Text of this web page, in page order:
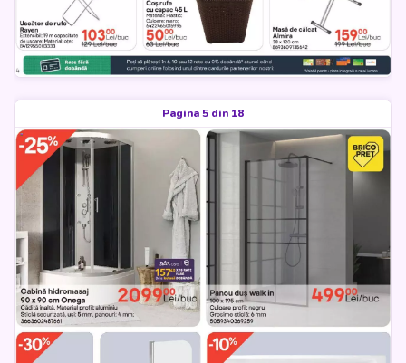
Pagina 5 din 18